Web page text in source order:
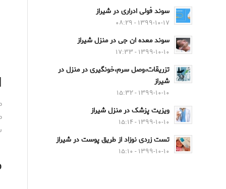
سوند فولی ادراری در شیراز
۱۳۹۹-۱۰-۱۷ - ۰۸:۲۹
سوند معده ان جی در منزل شیراز
۱۳۹۹-۱۰-۱۰ - ۱۷:۳۳
تزریقات،وصل سرم،خونگیری در منزل در
شیراز
۱۳۹۹-۱۰-۱۰ - ۱۵:۳۲
ویزیت پزشک در منزل شیراز
۱۳۹۹-۱۰-۱۰ - ۱۵:۱۴
تست زردی نوزاد از طریق پوست در شیراز
۱۳۹۹-۱۰-۱۰ - ۱۵:۱۰